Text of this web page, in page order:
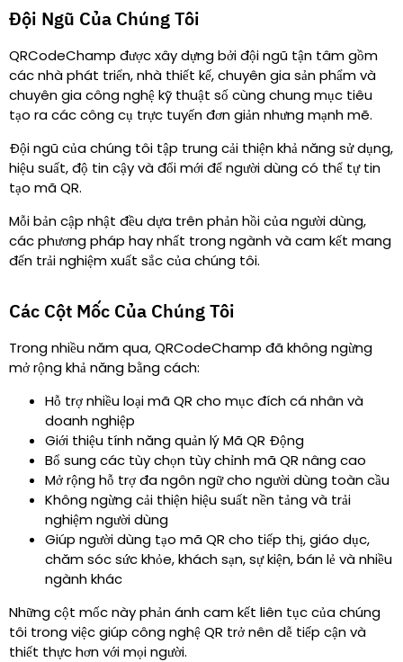
Đội Ngũ Của Chúng Tôi
QRCodeChamp được xây dựng bởi đội ngũ tận tâm gồm
các nhà phát triển, nhà thiết kế, chuyên gia sản phẩm và
chuyên gia công nghệ kỹ thuật số cùng chung mục tiêu
tạo ra các công cụ trực tuyến đơn giản nhưng mạnh mẽ.
Đội ngũ của chúng tôi tập trung cải thiện khả năng sử dụng,
hiệu suất, độ tin cậy và đổi mới để người dùng có thể tự tin
tạo mã QR.
Mỗi bản cập nhật đều dựa trên phản hồi của người dùng,
các phương pháp hay nhất trong ngành và cam kết mang
đến trải nghiệm xuất sắc của chúng tôi.
Các Cột Mốc Của Chúng Tôi
Trong nhiều năm qua, QRCodeChamp đã không ngừng
mở rộng khả năng bằng cách:
Hỗ trợ nhiều loại mã QR cho mục đích cá nhân và
doanh nghiệp
Giới thiệu tính năng quản lý Mã QR Động
Bổ sung các tùy chọn tùy chỉnh mã QR nâng cao
Mở rộng hỗ trợ đa ngôn ngữ cho người dùng toàn cầu
Không ngừng cải thiện hiệu suất nền tảng và trải
nghiệm người dùng
Giúp người dùng tạo mã QR cho tiếp thị, giáo dục,
chăm sóc sức khỏe, khách sạn, sự kiện, bán lẻ và nhiều
ngành khác
Những cột mốc này phản ánh cam kết liên tục của chúng
tôi trong việc giúp công nghệ QR trở nên dễ tiếp cận và
thiết thực hơn với mọi người.